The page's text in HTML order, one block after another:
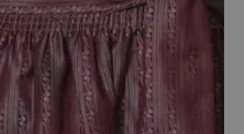
und die Kontoverwaltung.
und Bots zu unterscheiden.
über die Nutzung ihrer
verwendet, um die
zu speichern. Das Cookie-Banner